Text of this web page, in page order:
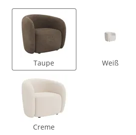
Taupe Weiß
Creme